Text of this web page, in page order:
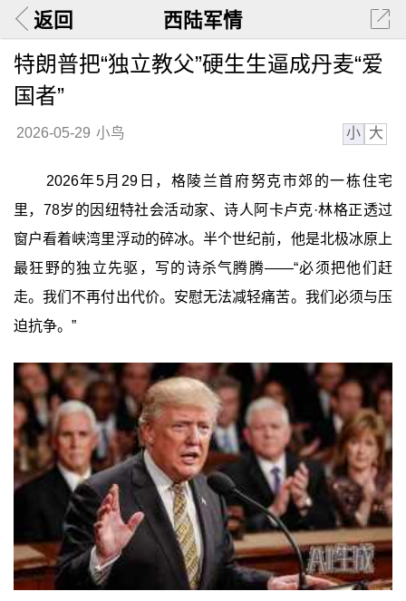
返回 西陆军情
特朗普把“独立教父”硬生生逼成丹麦“爱
国者”
2026-05-29 小鸟 小 大
2026年5月29日，格陵兰首府努克市郊的一栋住宅
里，78岁的因纽特社会活动家、诗人阿卡卢克·林格正透过
窗户看着峡湾里浮动的碎冰。半个世纪前，他是北极冰原上
最狂野的独立先驱，写的诗杀气腾腾——“必须把他们赶
走。我们不再付出代价。安慰无法减轻痛苦。我们必须与压
迫抗争。”